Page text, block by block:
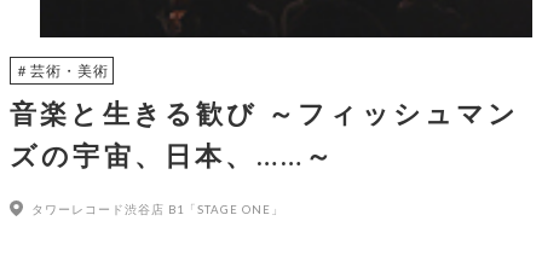
＃芸術・美術
音楽と生きる歓び ～フィッシュマン
ズの宇宙、日本、……～
タワーレコード渋谷店 B1「STAGE ONE」